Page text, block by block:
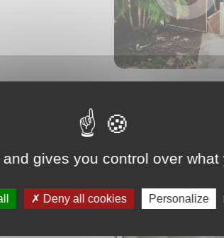
gives you control over
Deny all cookies Personalize